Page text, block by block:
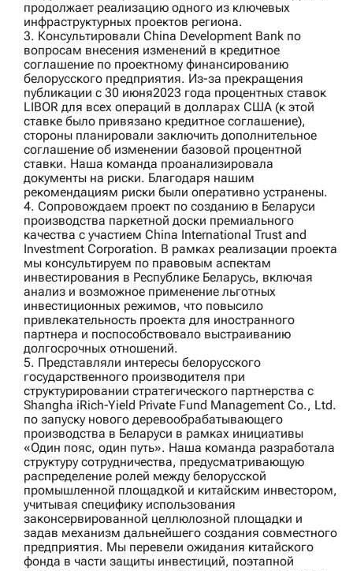
продолжает реализацию одного из ключевых
инфраструктурных проектов региона.
3. Консультировали China Development Bank по
вопросам внесения изменений в кредитное
соглашение по проектному финансированию
белорусского предприятия. Из-за прекращения
публикации с 30 июня2023 года процентных ставок
LIBOR для всех операций в долларах США (к этой
ставке было привязано кредитное соглашение),
стороны планировали заключить дополнительное
соглашение об изменении базовой процентной
ставки. Наша команда проанализировала
документы на риски. Благодаря нашим
рекомендациям риски были оперативно устранены.
4. Сопровождаем проект по созданию в Беларуси
производства паркетной доски премиального
качества с участием China International Trust and
Investment Corporation. В рамках реализации проекта
мы консультируем по правовым аспектам
инвестирования в Республике Беларусь, включая
анализ и возможное применение льготных
инвестиционных режимов, что повысило
привлекательность проекта для иностранного
партнера и поспособствовало выстраиванию
долгосрочных отношений.
5. Представляли интересы белорусского
государственного производителя при
структурировании стратегического партнерства с
Shangha iRich‑Yield Private Fund Management Co., Ltd.
по запуску нового деревообрабатывающего
производства в Беларуси в рамках инициативы
«Один пояс, один путь». Наша команда разработала
структуру сотрудничества, предусматривающую
распределение ролей между белорусской
промышленной площадкой и китайским инвестором,
учитывая специфику использования
законсервированной целлюлозной площадки и
задав механизм дальнейшего создания совместного
предприятия. Мы перевели ожидания китайского
фонда в части защиты инвестиций, поэтапной